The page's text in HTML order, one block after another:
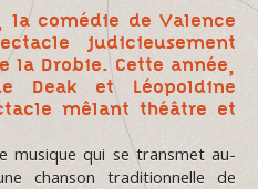
la comédie de Valence
judicieusement
la Drobie. Cette année,
Deak et Léopoldine
mêlant théâtre et
musique qui se transmet au-
chanson traditionnelle de